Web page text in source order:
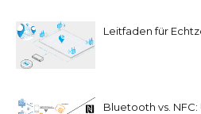
Leitfaden für
Bluetooth vs.